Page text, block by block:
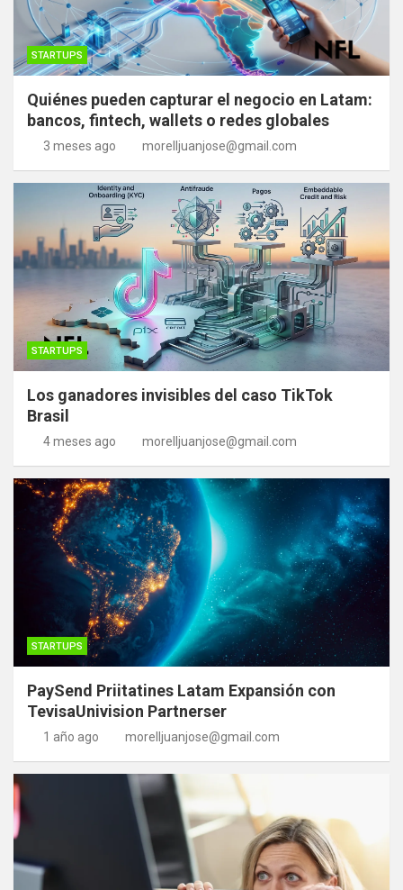
STARTUPS
Quiénes pueden capturar el negocio en Latam:
bancos, fintech, wallets o redes globales
3 meses ago morelljuanjose@gmail.com
STARTUPS
Los ganadores invisibles del caso TikTok
Brasil
4 meses ago morelljuanjose@gmail.com
STARTUPS
PaySend Priitatines Latam Expansión con
TevisaUnivision Partnerser
1 año ago morelljuanjose@gmail.com